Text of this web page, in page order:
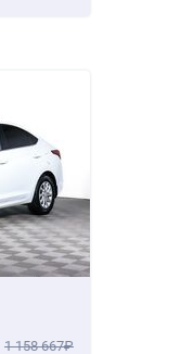
1 158 667